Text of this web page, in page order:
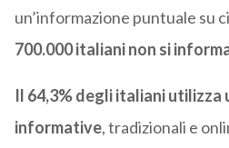
un’informazione puntuale su
700.000 italiani non si
Il 64,3% degli italiani utilizza
informative, tradizionali e